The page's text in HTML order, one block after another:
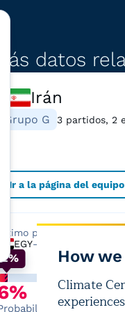
datos
Irán
Grupo G 3 partidos, 2
Ir a la página del equipo
Último partido:
EGY—
+2%
de calor
How
Climate